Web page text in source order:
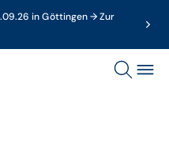
in Göttingen → Zur